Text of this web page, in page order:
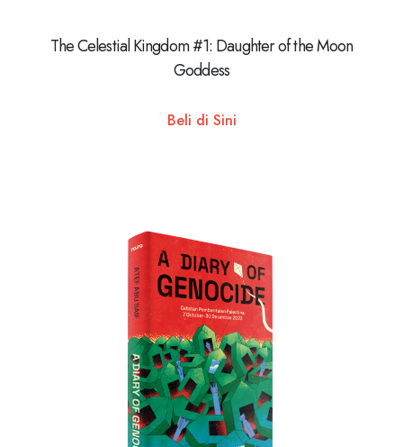
The Celestial Kingdom #1: Daughter of the Moon
Goddess
Beli di Sini